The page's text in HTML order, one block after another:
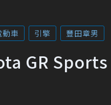
動車 引擎 豐田章男
GR